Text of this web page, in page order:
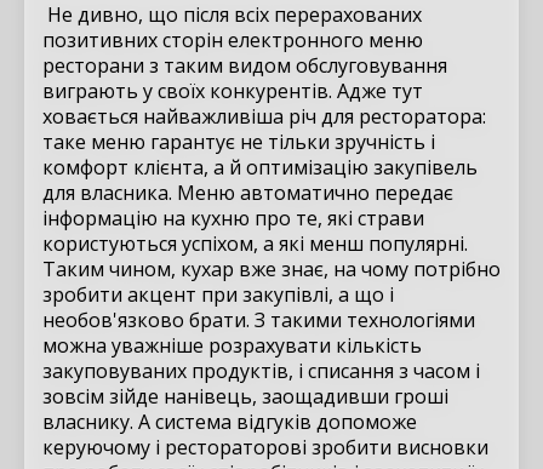
Не дивно, що після всіх перерахованих
позитивних сторін електронного меню
ресторани з таким видом обслуговування
виграють у своїх конкурентів. Адже тут
ховається найважливіша річ для ресторатора:
таке меню гарантує не тільки зручність і
комфорт клієнта, а й оптимізацію закупівель
для власника. Меню автоматично передає
інформацію на кухню про те, які страви
користуються успіхом, а які менш популярні.
Таким чином, кухар вже знає, на чому потрібно
зробити акцент при закупівлі, а що і
необов'язково брати. З такими технологіями
можна уважніше розрахувати кількість
закуповуваних продуктів, і списання з часом і
зовсім зійде нанівець, заощадивши гроші
власнику. А система відгуків допоможе
керуючому і рестораторові зробити висновки